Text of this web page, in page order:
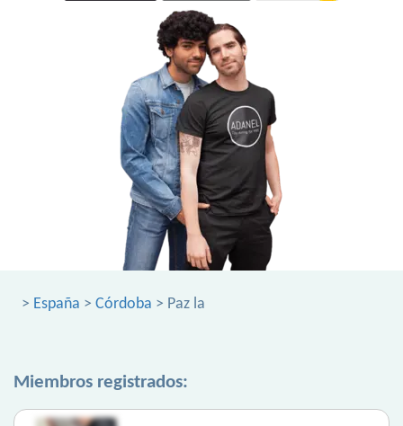
> España > Córdoba > Paz la
Miembros registrados: